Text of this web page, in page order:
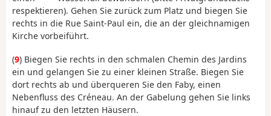
respektieren). Gehen Sie zurück zum Platz und biegen Sie
rechts in die Rue Saint-Paul ein, die an der gleichnamigen
Kirche vorbeiführt.
(9) Biegen Sie rechts in den schmalen Chemin des Jardins
ein und gelangen Sie zu einer kleinen Straße. Biegen Sie
dort rechts ab und überqueren Sie den Faby, einen
Nebenfluss des Créneau. An der Gabelung gehen Sie links
hinauf zu den letzten Häusern.